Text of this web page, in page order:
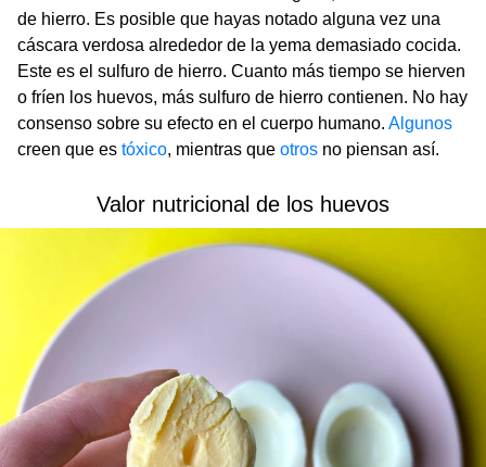
de hierro. Es posible que hayas notado alguna vez una
cáscara verdosa alrededor de la yema demasiado cocida.
Este es el sulfuro de hierro. Cuanto más tiempo se hierven
o fríen los huevos, más sulfuro de hierro contienen. No hay
consenso sobre su efecto en el cuerpo humano. Algunos
creen que es tóxico, mientras que otros no piensan así.
Valor nutricional de los huevos